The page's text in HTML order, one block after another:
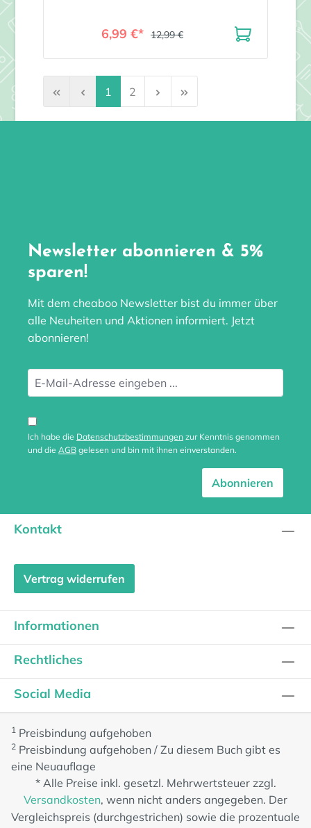
6,99 €* 12,99 €
Seite
1 Seite
2
Newsletter abonnieren & 5%
sparen!
Mit dem cheaboo Newsletter bist du immer über
alle Neuheiten und Aktionen informiert. Jetzt
abonnieren!
Ich habe die Datenschutzbestimmungen zur Kenntnis genommen
und die AGB gelesen und bin mit ihnen einverstanden.
Abonnieren
Kontakt
Vertrag widerrufen
Informationen
Rechtliches
Social Media
1 Preisbindung aufgehoben
2 Preisbindung aufgehoben / Zu diesem Buch gibt es
eine Neuauflage
* Alle Preise inkl. gesetzl. Mehrwertsteuer zzgl.
Versandkosten, wenn nicht anders angegeben. Der
Vergleichspreis (durchgestrichen) sowie die prozentuale